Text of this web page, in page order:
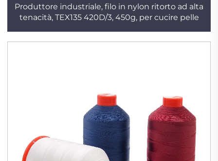
Produttore industriale, filo in nylon ritorto ad alta
tenacità, TEX135 420D/3, 450g, per cucire pelle